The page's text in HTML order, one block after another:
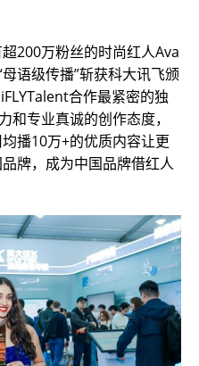
200万粉丝的时尚红人Ava
语级传播”斩获科大讯飞颁
合作最紧密的独
和专业真诚的创作态度，
播10万+的优质内容让更
牌，成为中国品牌借红人